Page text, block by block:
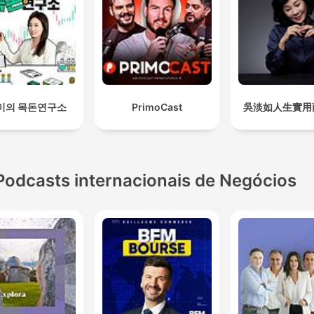
의 목돈연구소 PrimoCast 吳淡如人生實
internacionais de Negócios